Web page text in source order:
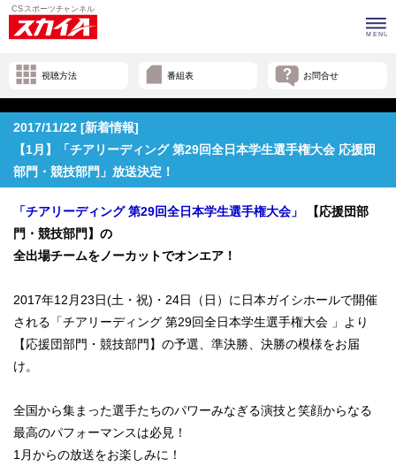
視聴方法 番組表 お問合せ
2017/11/22 [新着情報]
【1月】「チアリーディング 第29回全日本学生選手権大会 応援団
部門・競技部門」放送決定！
「チアリーディング 第29回全日本学生選手権大会」
【応援団部
門・競技部門】の
全出場チームをノーカットでオンエア！
2017年12月23日(土・祝)・24日（日）に日本ガイシホールで開催
される「チアリーディング 第29回全日本学生選手権大会 」より
【応援団部門・競技部門】の予選、準決勝、決勝の模様をお届
け。
全国から集まった選手たちのパワーみなぎる演技と笑顔からなる
最高のパフォーマンスは必見！
1月からの放送をお楽しみに！